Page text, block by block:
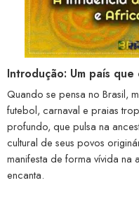
Introdução: Um país
Quando se pensa no Brasil,
futebol, carnaval e praias
profundo, que pulsa na
cultural de seus povos
manifesta de forma vívida na
encanta.